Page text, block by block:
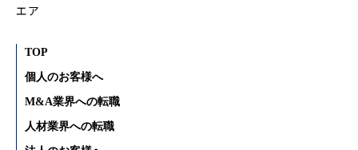
エア
TOP
個人のお客様へ
M&A業界への転職
人材業界への転職